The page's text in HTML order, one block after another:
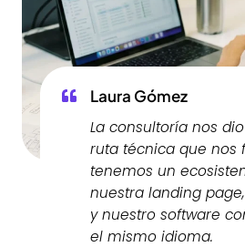
Laura Gómez
La consultoría nos
ruta técnica que nos
tenemos un
nuestra landing
y nuestro software
el mismo idioma.